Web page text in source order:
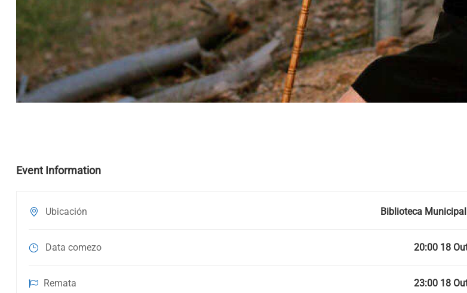
Event Information
Ubicación Biblioteca
Data comezo 20:00 18
Remata 23:00 18